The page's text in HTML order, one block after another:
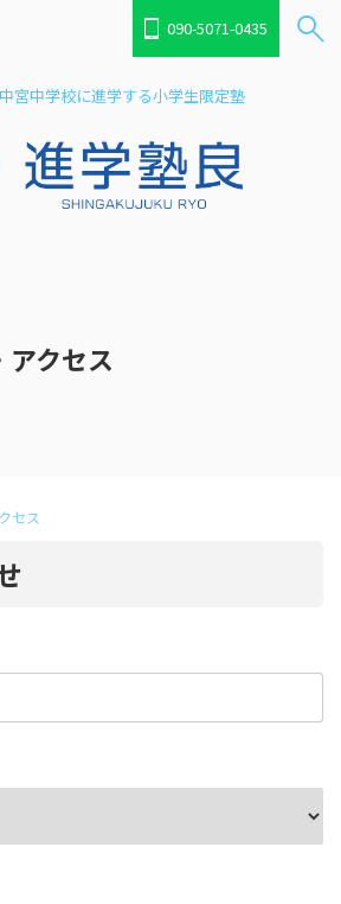
090-5071-0435
宮中学校に進学する小学生限定塾
アクセス
セス